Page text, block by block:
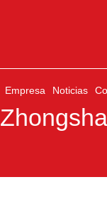
Empresa Noticias